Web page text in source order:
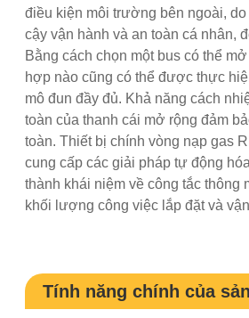
điều kiện môi trường bên ngoài, do
cậy vận hành và an toàn cá nhân,
Bằng cách chọn một bus có thể
hợp nào cũng có thể được thực
mô đun đầy đủ. Khả năng cách
toàn của thanh cái mở rộng đảm
toàn. Thiết bị chính vòng nạp gas
cung cấp các giải pháp tự động
thành khái niệm về công tắc thông
khối lượng công việc lắp đặt và
Tính năng chính của